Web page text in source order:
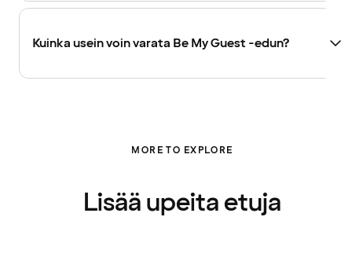
Kuinka usein voin varata Be My Guest -edun?
MORE TO EXPLORE
Lisää upeita etuja